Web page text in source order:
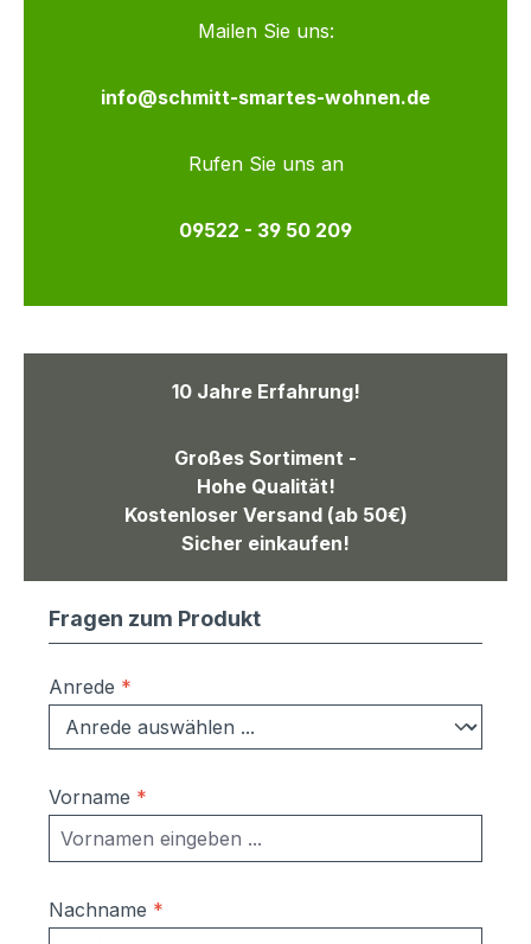
Mailen Sie uns:
info@schmitt-smartes-wohnen.de
Rufen Sie uns an
09522 - 39 50 209
10 Jahre Erfahrung!
Großes Sortiment -
Hohe Qualität!
Kostenloser Versand (ab 50€)
Sicher einkaufen!
Fragen zum Produkt
Anrede *
Vorname *
Nachname *